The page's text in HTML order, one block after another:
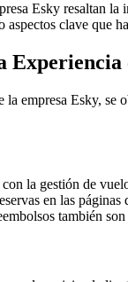
Esky resaltan
clave que
empresa Esky,
la gestión de
en las
también